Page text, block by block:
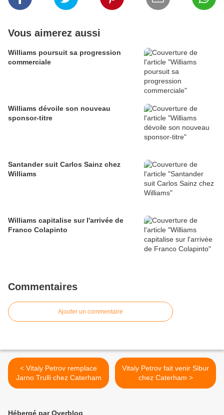
Vous aimerez aussi
Williams poursuit sa progression
commerciale
Williams dévoile son nouveau
sponsor-titre
Santander suit Carlos Sainz chez
Williams
Williams capitalise sur l'arrivée de
Franco Colapinto
Commentaires
Ajouter un commentaire
< Vitaly Petrov remplace
Jarno Trulli chez Caterham
Vitaly Petrov fait venir Sibur
chez Caterham >
Hébergé par Overblog